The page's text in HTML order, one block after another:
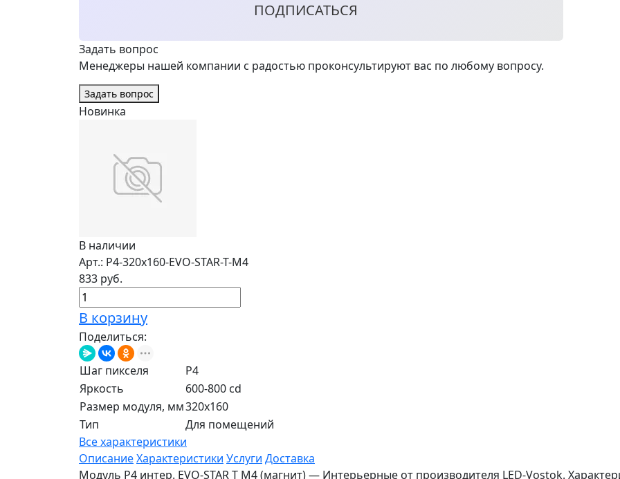
ПОДПИСАТЬСЯ
Задать вопрос
Менеджеры нашей компании с радостью проконсультируют вас по любому вопросу.
Задать вопрос
Новинка
В наличии
Арт.: P4-320x160-EVO-STAR-T-M4
833 руб.
В корзину
Поделиться:
Шаг пикселя
P4
Яркость
600-800 cd
Размер модуля, мм320x160
Тип
Для помещений
Все характеристики
ОписаниеХарактеристики Услуги Доставка
Модуль P4 интер. EVO-STAR T M4 (магнит) — Интерьерные от производителя LED-Vostok.